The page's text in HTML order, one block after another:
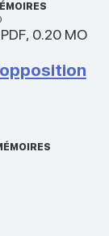
PDF, 0.20 MO